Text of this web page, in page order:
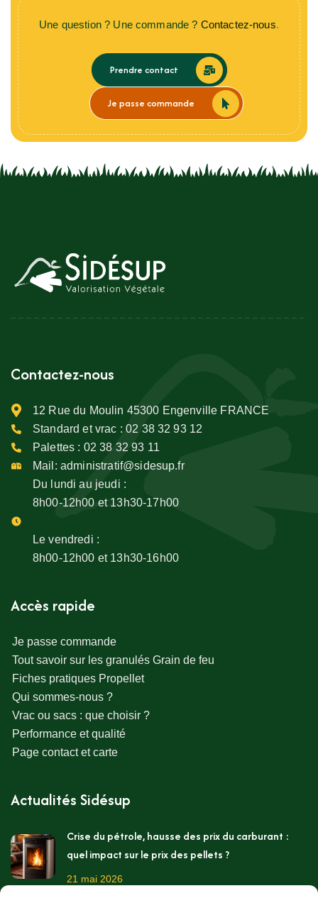
Une question ? Une commande ? Contactez-nous.
Prendre contact
Je passe commande
Contactez-nous
12 Rue du Moulin 45300 Engenville FRANCE
Standard et vrac :02 38 32 93 12
Palettes : 02 38 32 93 11
Mail: administratif@sidesup.fr
Du lundi au jeudi :
8h00-12h00 et 13h30-17h00
Le vendredi :
8h00-12h00 et 13h30-16h00
Accès rapide
Je passe commande
Tout savoir sur les granulés Grain de feu
Fiches pratiques Propellet
Qui sommes-nous ?
Vrac ou sacs : que choisir ?
Performance et qualité
Page contact et carte
Actualités Sidésup
Crise du pétrole, hausse des prix du carburant :
quel impact sur le prix des pellets ?
21 mai 2026